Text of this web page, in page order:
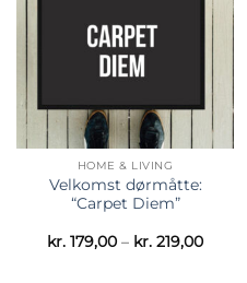
HOME & LIVING
Velkomst dørmåtte:
“Carpet Diem”
kr. 179,00 – kr. 219,00